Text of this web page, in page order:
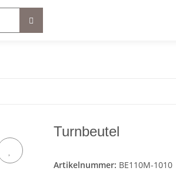
Turnbeutel
Artikelnummer: BE110M-1010